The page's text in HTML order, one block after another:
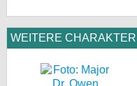
WEITERE